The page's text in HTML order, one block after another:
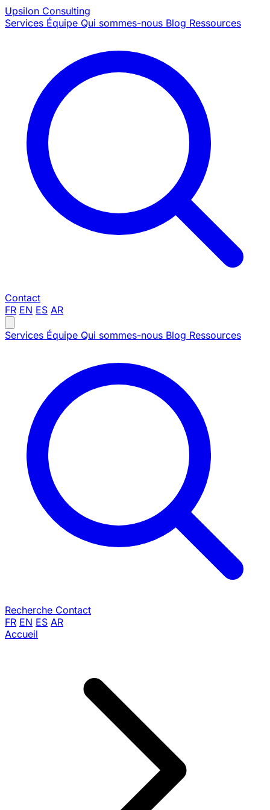
Upsilon Consulting
Services Équipe Qui sommes-nous Blog Ressources
Contact
FR EN ES AR
Services Équipe Qui sommes-nous Blog Ressources
Recherche Contact
FR EN ES AR
Accueil